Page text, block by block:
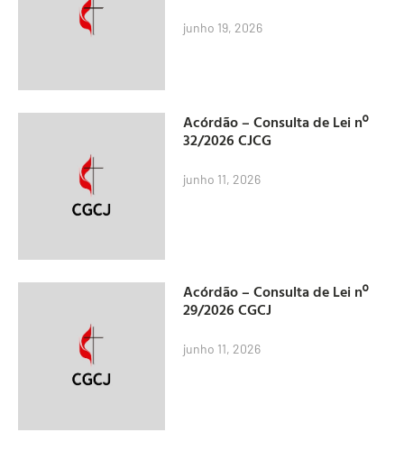
junho 19, 2026
Acórdão – Consulta de Lei nº
32/2026 CJCG
junho 11, 2026
Acórdão – Consulta de Lei nº
29/2026 CGCJ
junho 11, 2026